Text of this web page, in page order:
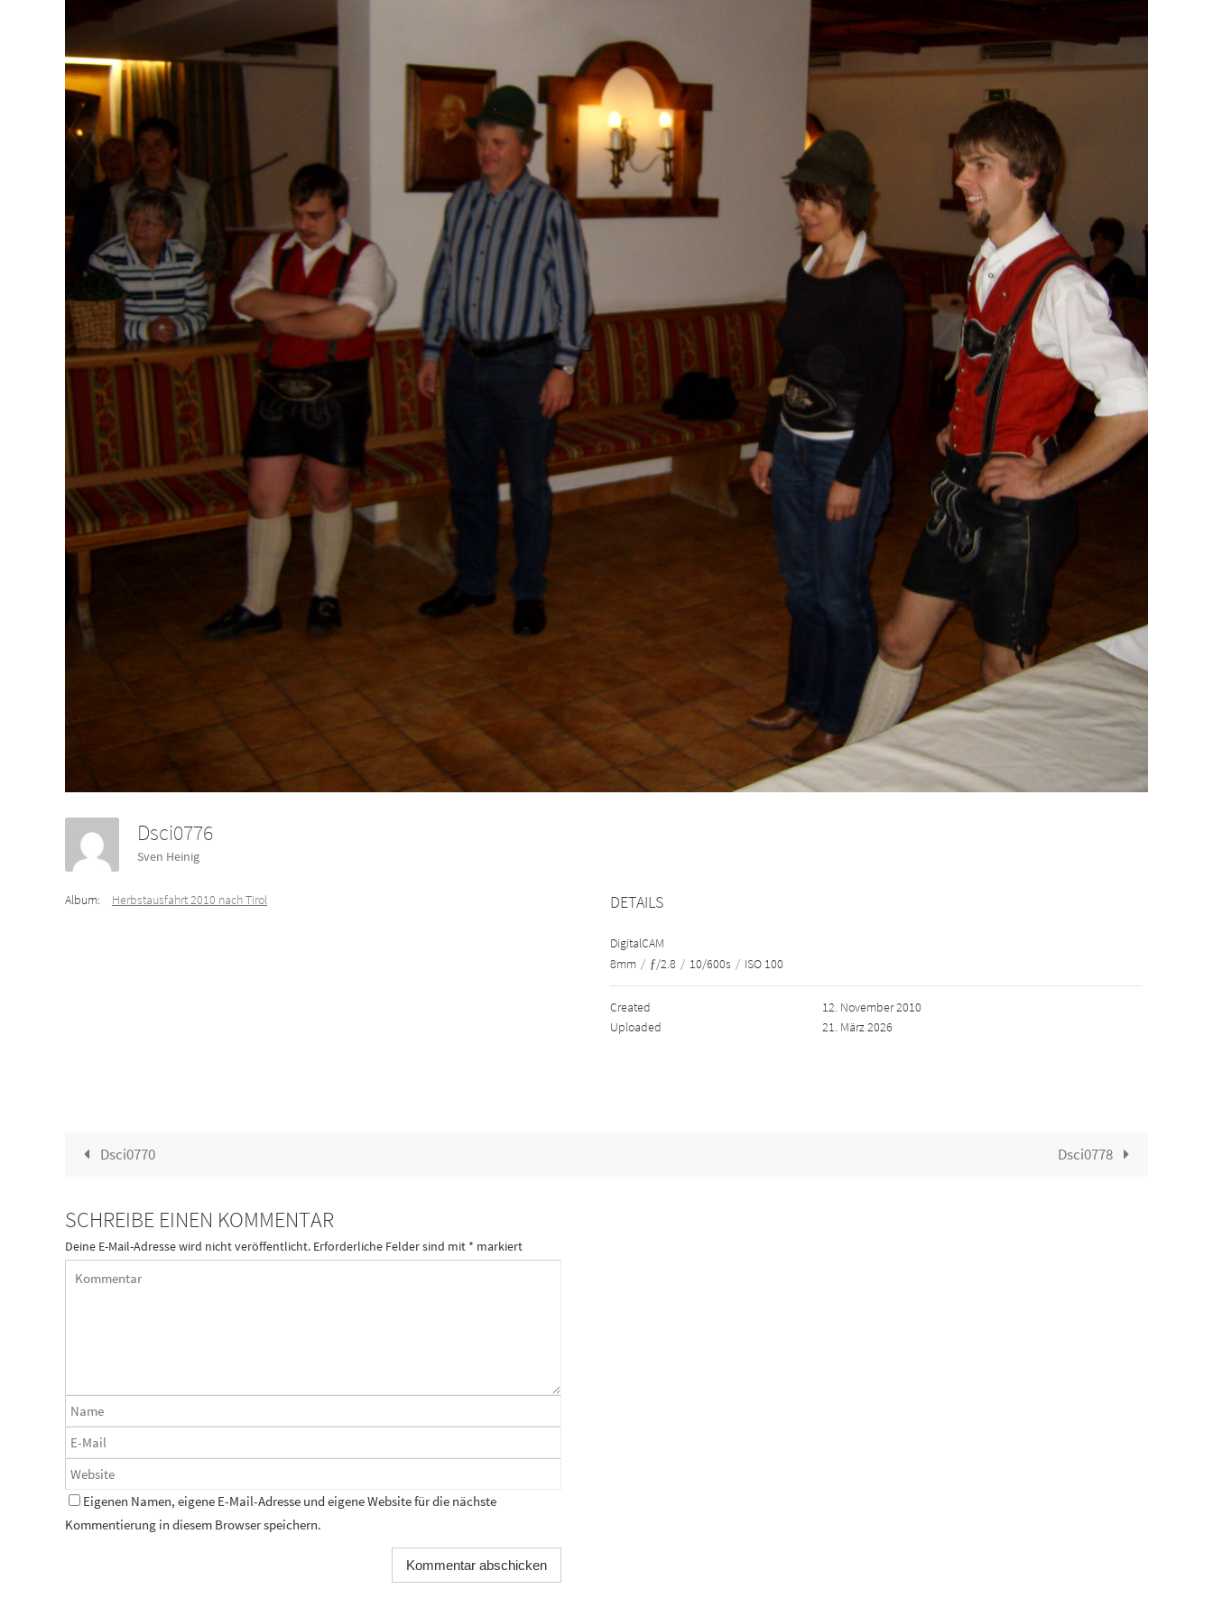
Dsci0776
Sven Heinig
Album: Herbstausfahrt 2010 nach Tirol DETAILS
DigitalCAM
8mm / ƒ/2.8 / 10/600s / ISO 100
Created
12. November 2010
Uploaded
21. März 2026
Dsci0770 Dsci0778
SCHREIBE EINEN KOMMENTAR
Deine E-Mail-Adresse wird nicht veröffentlicht. Erforderliche Felder sind mit * markiert
Eigenen Namen, eigene E-Mail-Adresse und eigene Website für die nächste
Kommentierung in diesem Browser speichern.